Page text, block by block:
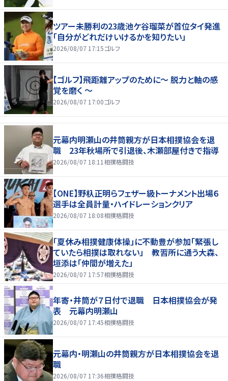
ツアー未勝利の23歳池ケ谷瑠菜が首位タイ発進
「自分がどれだけいけるかを知りたい」
2026/08/07 17:15ゴルフ
【ゴルフ】飛距離アップのために～ 脱力と軸の感
覚を磨く ～
2026/08/07 17:00ゴルフ
元幕内明瀬山の井筒親方が日本相撲協会を退
職 23年秋場所で引退後、木瀬部屋付きで指導
2026/08/07 18:11 相撲格闘技
【ONE】野杁正明らフェザー級トーナメント出場６
選手は全員計量・ハイドレーションクリア
2026/08/07 18:08相撲格闘技
「夏休み相撲健康体操」に不動豊が参加「緊張し
ていたら相撲は取れない」 教習所に通う大森、
垣添は「仲間が増えた」
2026/08/07 17:57相撲格闘技
年寄・井筒が７日付で退職 日本相撲協会が発
表 元幕内明瀬山
2026/08/07 17:45相撲格闘技
元幕内・明瀬山の井筒親方が日本相撲協会を退
職
2026/08/07 17:36相撲格闘技